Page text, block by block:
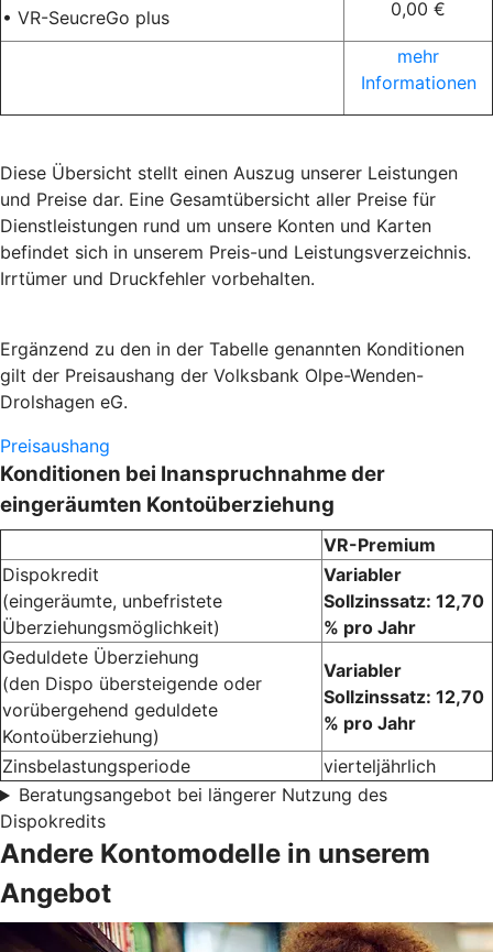
• VR-SeucreGo plus 0,00 €
mehr
Informationen
Diese Übersicht stellt einen Auszug unserer Leistungen
und Preise dar. Eine Gesamtübersicht aller Preise für
Dienstleistungen rund um unsere Konten und Karten
befindet sich in unserem Preis-und Leistungsverzeichnis.
Irrtümer und Druckfehler vorbehalten.
Ergänzend zu den in der Tabelle genannten Konditionen
gilt der Preisaushang der Volksbank Olpe-Wenden-
Drolshagen eG.
Preisaushang
Konditionen bei Inanspruchnahme der
eingeräumten Kontoüberziehung
VR-Premium
Dispokredit
(eingeräumte, unbefristete
Überziehungsmöglichkeit)
Variabler
Sollzinssatz: 12,70
% pro Jahr
Geduldete Überziehung
(den Dispo übersteigende oder
vorübergehend geduldete
Kontoüberziehung)
Variabler
Sollzinssatz: 12,70
% pro Jahr
Zinsbelastungsperiode
vierteljährlich
Beratungsangebot bei längerer Nutzung des
Dispokredits
Andere Kontomodelle in unserem
Angebot